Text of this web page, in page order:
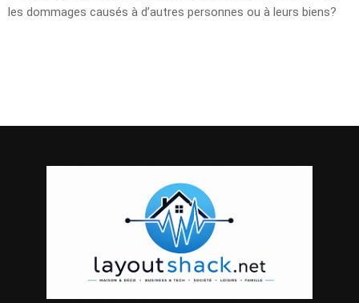
les dommages causés à d’autres personnes ou à leurs biens?